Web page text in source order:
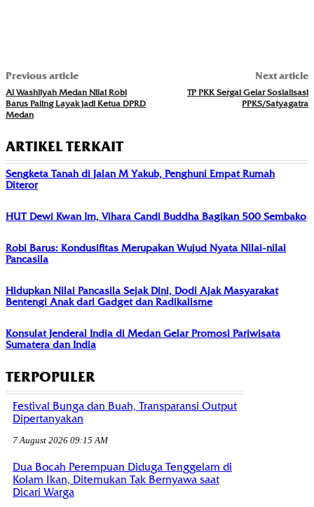
Previous article
Al Washliyah Medan Nilai Robi
Barus Paling Layak jadi Ketua DPRD
Medan
Next article
TP PKK Sergai Gelar Sosialisasi
PPKS/Satyagatra
ARTIKEL TERKAIT
Sengketa Tanah di Jalan M Yakub, Penghuni Empat Rumah
Diteror
HUT Dewi Kwan Im, Vihara Candi Buddha Bagikan 500 Sembako
Robi Barus: Kondusifitas Merupakan Wujud Nyata Nilai-nilai
Pancasila
Hidupkan Nilai Pancasila Sejak Dini, Dodi Ajak Masyarakat
Bentengi Anak dari Gadget dan Radikalisme
Konsulat Jenderal India di Medan Gelar Promosi Pariwisata
Sumatera dan India
TERPOPULER
Festival Bunga dan Buah, Transparansi Output
Dipertanyakan
7 August 2026 09:15 AM
Dua Bocah Perempuan Diduga Tenggelam di
Kolam Ikan, Ditemukan Tak Bernyawa saat
Dicari Warga